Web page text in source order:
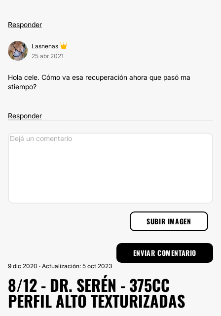
Responder
Lasnenas
25 abr 2021
Hola cele. Cómo va esa recuperación ahora que pasó ma
stiempo?
Responder
SUBIR IMAGEN
9 dic 2020 · Actualización: 5 oct 2023
8/12 - DR. SERÉN - 375CC
PERFIL ALTO TEXTURIZADAS